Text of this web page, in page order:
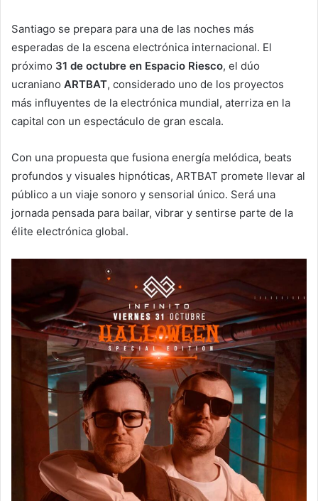
Santiago se prepara para una de las noches más
esperadas de la escena electrónica internacional. El
próximo 31 de octubre en Espacio Riesco, el dúo
ucraniano ARTBAT, considerado uno de los proyectos
más influyentes de la electrónica mundial, aterriza en la
capital con un espectáculo de gran escala.
Con una propuesta que fusiona energía melódica, beats
profundos y visuales hipnóticas, ARTBAT promete llevar al
público a un viaje sonoro y sensorial único. Será una
jornada pensada para bailar, vibrar y sentirse parte de la
élite electrónica global.